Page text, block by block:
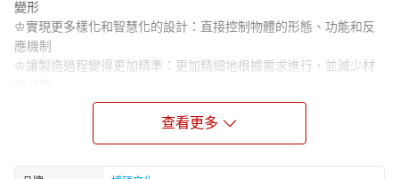
變形
♔實現更多樣化和智慧化的設計：直接控制物體的形態、功能和反
應機制
♔讓製造過程變得更加精準：更加精細地根據需求進行，並減少材
♔可適應多元化及個性化的市場需求：根據使用者的需求和環境條
♔實現產品生產本土化：使用者在當地列印出需要的產品，減少長
途運輸需求
查看更多